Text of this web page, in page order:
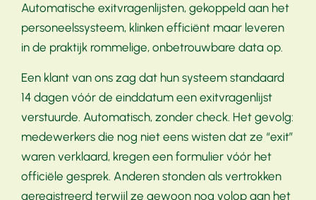
Automatische exitvragenlijsten, gekoppeld aan het
personeelssysteem, klinken efficiënt maar leveren
in de praktijk rommelige, onbetrouwbare data op.
Een klant van ons zag dat hun systeem standaard
14 dagen vóór de einddatum een exitvragenlijst
verstuurde. Automatisch, zonder check. Het gevolg:
medewerkers die nog niet eens wisten dat ze “exit”
waren verklaard, kregen een formulier vóór het
officiële gesprek. Anderen stonden als vertrokken
geregistreerd terwijl ze gewoon nog volop aan het